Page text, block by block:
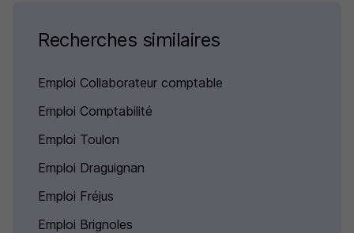
Recherches similaires
Emploi Collaborateur comptable
Emploi Comptabilité
Emploi Toulon
Emploi Draguignan
Emploi Fréjus
Emploi Brignoles